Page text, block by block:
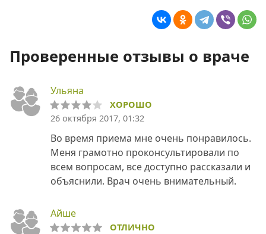
Проверенные отзывы о враче
Ульяна
ХОРОШО
26 октября 2017, 01:32
Во время приема мне очень понравилось.
Меня грамотно проконсультировали по
всем вопросам, все доступно рассказали и
объяснили. Врач очень внимательный.
Айше
ОТЛИЧНО